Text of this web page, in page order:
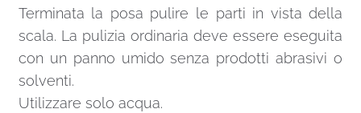
Terminata la posa pulire le parti in vista della
scala. La pulizia ordinaria deve essere eseguita
con un panno umido senza prodotti abrasivi o
solventi.
Utilizzare solo acqua.